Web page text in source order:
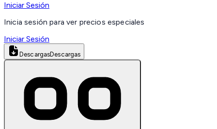
Iniciar Sesión
Inicia sesión para ver precios especiales
Iniciar Sesión
DescargasDescargas